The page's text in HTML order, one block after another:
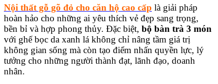
Nội thất gỗ gõ đỏ cho căn hộ cao cấp là giải pháp
hoàn hảo cho những ai yêu thích vẻ đẹp sang trọng,
bền bỉ và hợp phong thủy. Đặc biệt, bộ bàn trà 3 món
với ghế bọc da xanh lá không chỉ nâng tầm giá trị
không gian sống mà còn tạo điểm nhấn quyền lực, lý
tưởng cho những người thành đạt, lãnh đạo, doanh
nhân.